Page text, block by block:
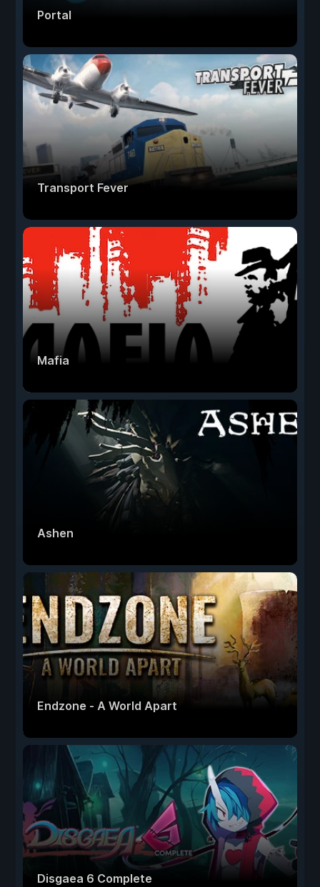
Portal
Transport Fever
Mafia
Ashen
Endzone - A World Apart
Disgaea 6 Complete